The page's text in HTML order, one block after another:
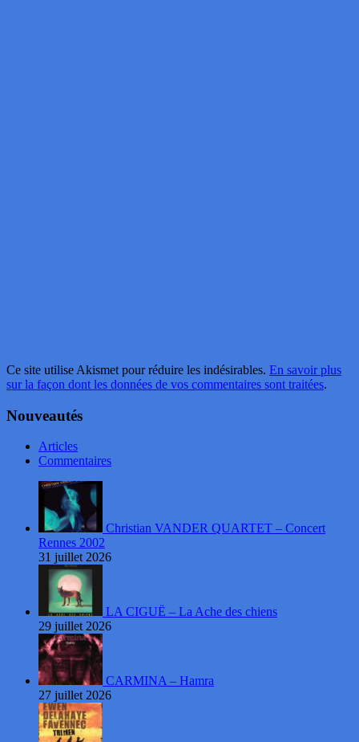
Ce site utilise Akismet pour réduire les indésirables. En savoir plus
sur la façon dont les données de vos commentaires sont traitées.
Nouveautés
Articles
Commentaires
Christian VANDER QUARTET – Concert
Rennes 2002
31 juillet 2026
LA CIGUË – La Ache des chiens
29 juillet 2026
CARMINA – Hamra
27 juillet 2026